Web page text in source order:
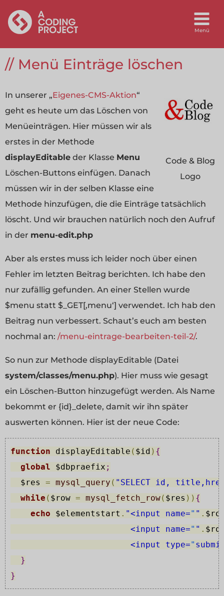
Menü Einträge löschen
Code & Blog
Logo
In unserer „Eigenes-CMS-Aktion“
geht es heute um das Löschen von
Menüeinträgen. Hier müssen wir als
erstes in der Methode
displayEditable der Klasse Menu
Löschen-Buttons einfügen. Danach
müssen wir in der selben Klasse eine
Methode hinzufügen, die die Einträge tatsächlich
löscht. Und wir brauchen natürlich noch den Aufruf
in der menu-edit.php
Aber als erstes muss ich leider noch über einen
Fehler im letzten Beitrag berichten. Ich habe den
nur zufällig gefunden. An einer Stellen wurde
$menu statt $_GET[‚menu‘] verwendet. Ich hab den
Beitrag nun verbessert. Schaut’s euch am besten
nochmal an: /menu-eintrage-bearbeiten-teil-2/.
So nun zur Methode displayEditable (Datei
system/classes/menu.php). Hier muss wie gesagt
ein Löschen-Button hinzugefügt werden. Als Name
bekommt er {id}_delete, damit wir ihn später
auswerten können. Hier ist der neue Code:
function displayEditable ( $id ) {
global
$dbpraefix ;
$res
= mysql_query ( "SELECT id, title,href
while ( $row = mysql_fetch_row( $res ) ) {
echo
$elementstart . "<input name=" " .
                        <input name=
" " .
                        <input type=
"
}
}